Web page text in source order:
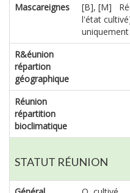
Mascareignes
[B], [M]
l'état
R&éunion
répartion
géographique
Réunion
répartition
bioclimatique
STATUT RÉUNION